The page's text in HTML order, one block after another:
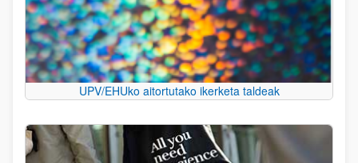
UPV/EHUko aitortutako ikerketa taldeak